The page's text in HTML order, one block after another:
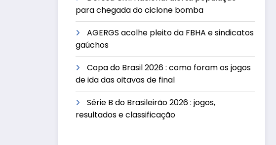
para chegada do ciclone bomba
AGERGS acolhe pleito da FBHA e sindicatos
gaúchos
Copa do Brasil 2026 : como foram os jogos
de ida das oitavas de final
Série B do Brasileirão 2026 : jogos,
resultados e classificação